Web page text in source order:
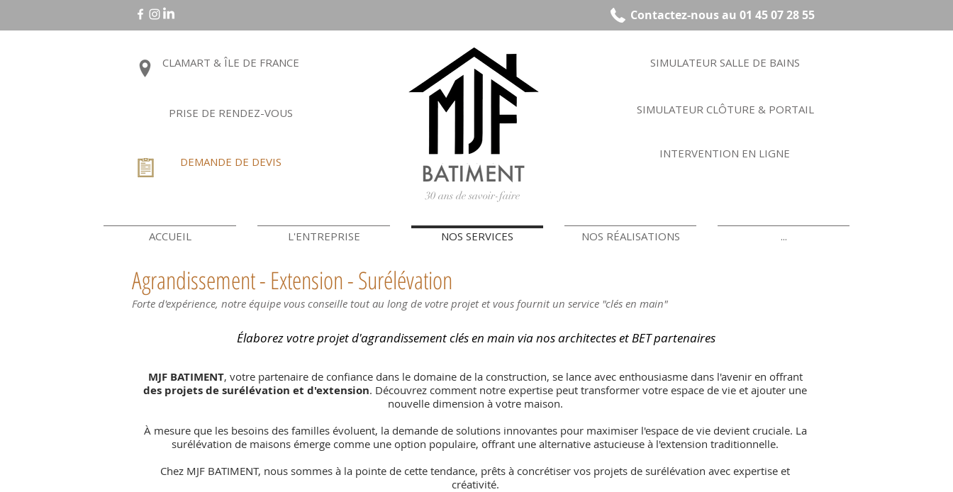
Contactez-nous au 01 45 07 28 55
CLAMART & ÎLE DE FRANCE
PRISE DE RENDEZ-VOUS
DEMANDE DE DEVIS
SIMULATEUR SALLE DE BAINS
SIMULATEUR CLÔTURE & PORTAIL
INTERVENTION EN LIGNE
30 ans de savoir-faire
ACCUEIL L'ENTREPRISE NOS SERVICES NOS RÉALISATIONS ...
Agrandissement - Extension - Surélévation
Forte d'expérience, notre équipe vous conseille tout au long de votre projet et vous fournit un service "clés en main"
Élaborez votre projet d'agrandissement clés en main via nos architectes et BET partenaires
MJF BATIMENT, votre partenaire de confiance dans le domaine de la construction, se lance avec enthousiasme dans l'avenir en offrant
des projets de surélévation et d'extension. Découvrez comment notre expertise peut transformer votre espace de vie et ajouter une
nouvelle dimension à votre maison.
À mesure que les besoins des familles évoluent, la demande de solutions innovantes pour maximiser l'espace de vie devient cruciale. La
surélévation de maisons émerge comme une option populaire, offrant une alternative astucieuse à l'extension traditionnelle.
Chez MJF BATIMENT, nous sommes à la pointe de cette tendance, prêts à concrétiser vos projets de surélévation avec expertise et
créativité.